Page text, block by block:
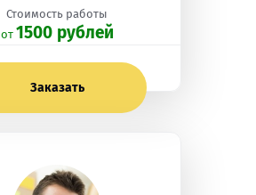
Стоимость работы
oт 1500 рублей
Заказать